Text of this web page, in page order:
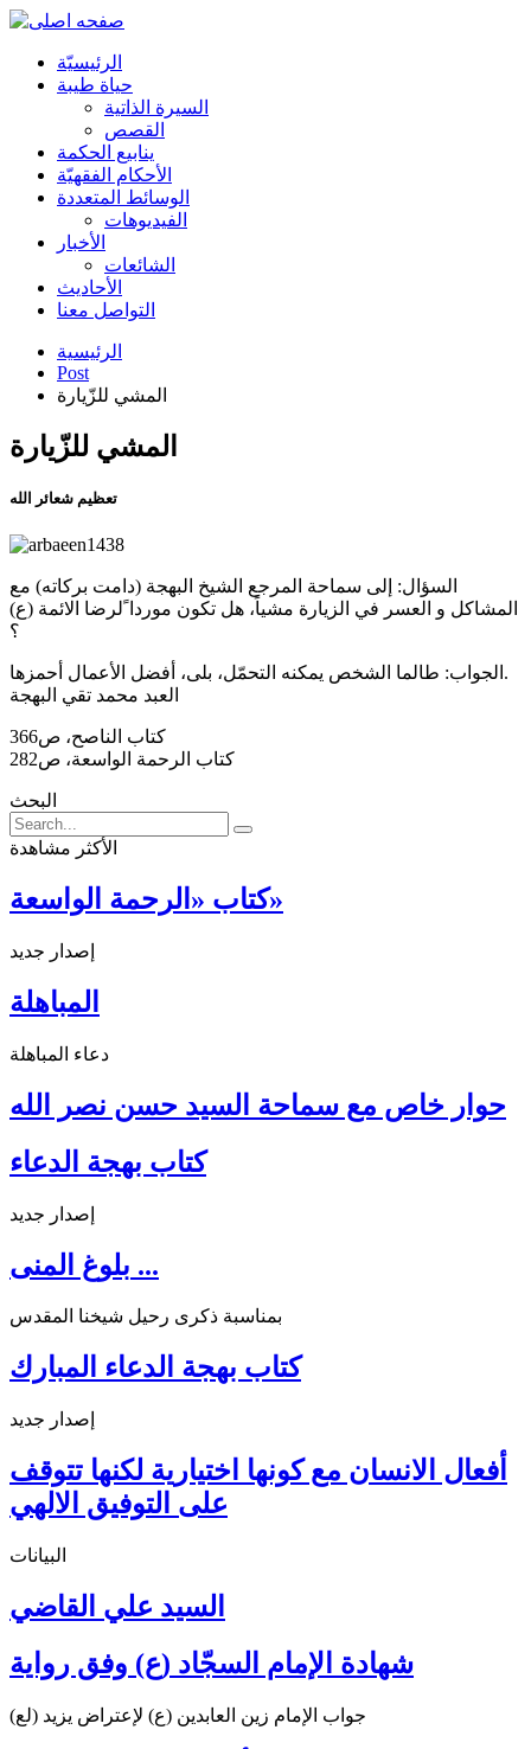
الرئیسیّة
حياة طيبة
السيرة الذاتية
القصص
ينابيع الحكمة
الأحکام الفقهیّة
الوسائط المتعددة
الفیدیوهات
الأخبار
الشائعات
الأحادیث
التواصل معنا
الرئيسية
Post
المشي للزّيارة
المشي للزّيارة
تعظيم شعائر الله
السؤال: إلی سماحة المرجع الشيخ البهجة (دامت بركاته) مع
المشاكل و العسر في الزيارة مشياً، هل تكون موردا ًلرضا الائمة (ع)
؟
الجواب: طالما الشخص يمكنه التحمّل، بلی، أفضل اﻷعمال أحمزها.
العبد محمد تقي البهجة
كتاب الناصح، ص366
كتاب الرحمة الواسعة، ص282
البحث
الأكثر مشاهدة
كتاب «الرحمة الواسعة»
إصدار جديد
المباهلة
دعاء المباهلة
حوار خاص مع سماحة السيد حسن نصر الله
كتاب بهجة الدعاء
إصدار جديد
بلوغ المنى ...
بمناسبة ذكرى رحيل شيخنا المقدس
كتاب بهجة الدعاء المبارك
إصدار جديد
أفعال الانسان مع كونها اختيارية لكنها تتوقف
على التوفيق الالهي
البيانات
السيد علي القاضي
شهادة الإمام السجّاد (ع) وفق رواية
جواب الإمام زين العابدين (ع) لإعتراض يزيد (لع)